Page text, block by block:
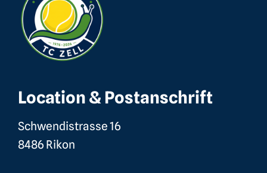
Location & Postanschrift
Schwendistrasse 16
8486 Rikon